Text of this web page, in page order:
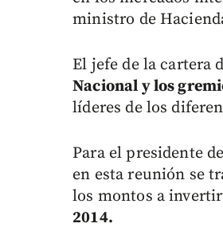
ministro de
El jefe de la cartera
Nacional y los
líderes de los
Para el presidente
en esta reunión se
los montos a invertir
2014.